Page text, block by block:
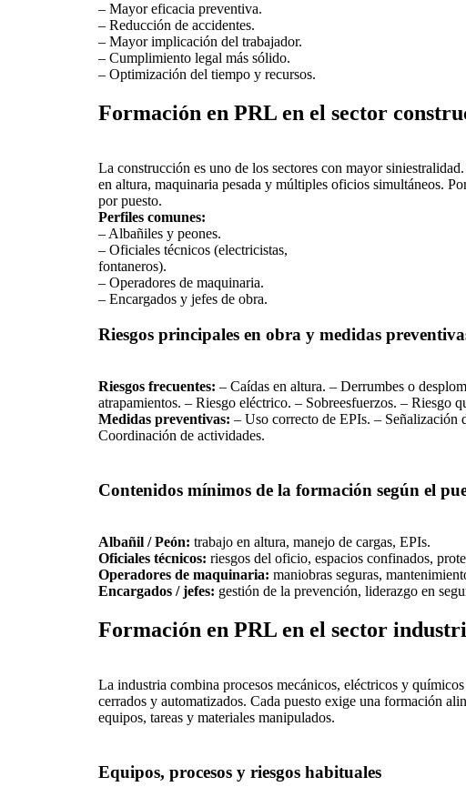
– Mayor eficacia preventiva.
– Reducción de accidentes.
– Mayor implicación del trabajador.
– Cumplimiento legal más sólido.
– Optimización del tiempo y recursos.
Formación en PRL en el sector
La construcción es uno de los sectores con mayor
en altura, maquinaria pesada y múltiples oficios simultáneos.
por puesto.
Perfiles comunes:
– Albañiles y peones.
– Oficiales técnicos (electricistas,
fontaneros).
– Operadores de maquinaria.
– Encargados y jefes de obra.
Riesgos principales en obra y medidas
Riesgos frecuentes: – Caídas en altura. – Derrumbes o
atrapamientos. – Riesgo eléctrico. – Sobreesfuerzos. – Riesgo
Medidas preventivas: – Uso correcto de EPIs. – Señalización
Coordinación de actividades.
Contenidos mínimos de la formación según el
Albañil / Peón: trabajo en altura, manejo de cargas, EPIs.
Oficiales técnicos: riesgos del oficio, espacios confinados,
Operadores de maquinaria: maniobras seguras,
Encargados / jefes: gestión de la prevención, liderazgo en
Formación en PRL en el sector
La industria combina procesos mecánicos, eléctricos y
cerrados y automatizados. Cada puesto exige una formación
equipos, tareas y materiales manipulados.
Equipos, procesos y riesgos habituales